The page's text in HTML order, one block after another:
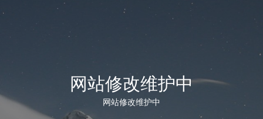
网站修改维护中
网站修改维护中